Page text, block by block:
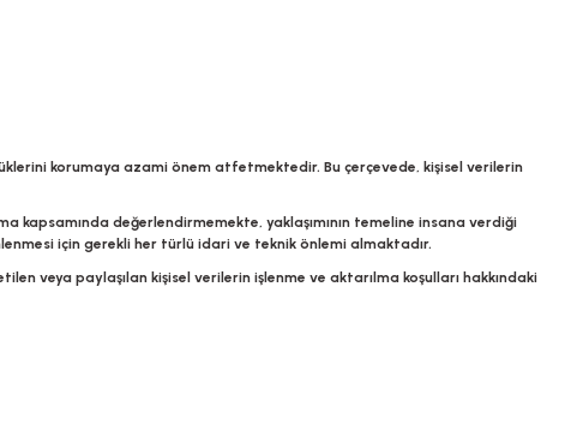
korumaya azami önem atfetmektedir. Bu çerçevede, kişisel verilerin
kapsamında değerlendirmemekte, yaklaşımının temeline insana verdiği
için gerekli her türlü idari ve teknik önlemi almaktadır.
veya paylaşılan kişisel verilerin işlenme ve aktarılma koşulları hakkındaki